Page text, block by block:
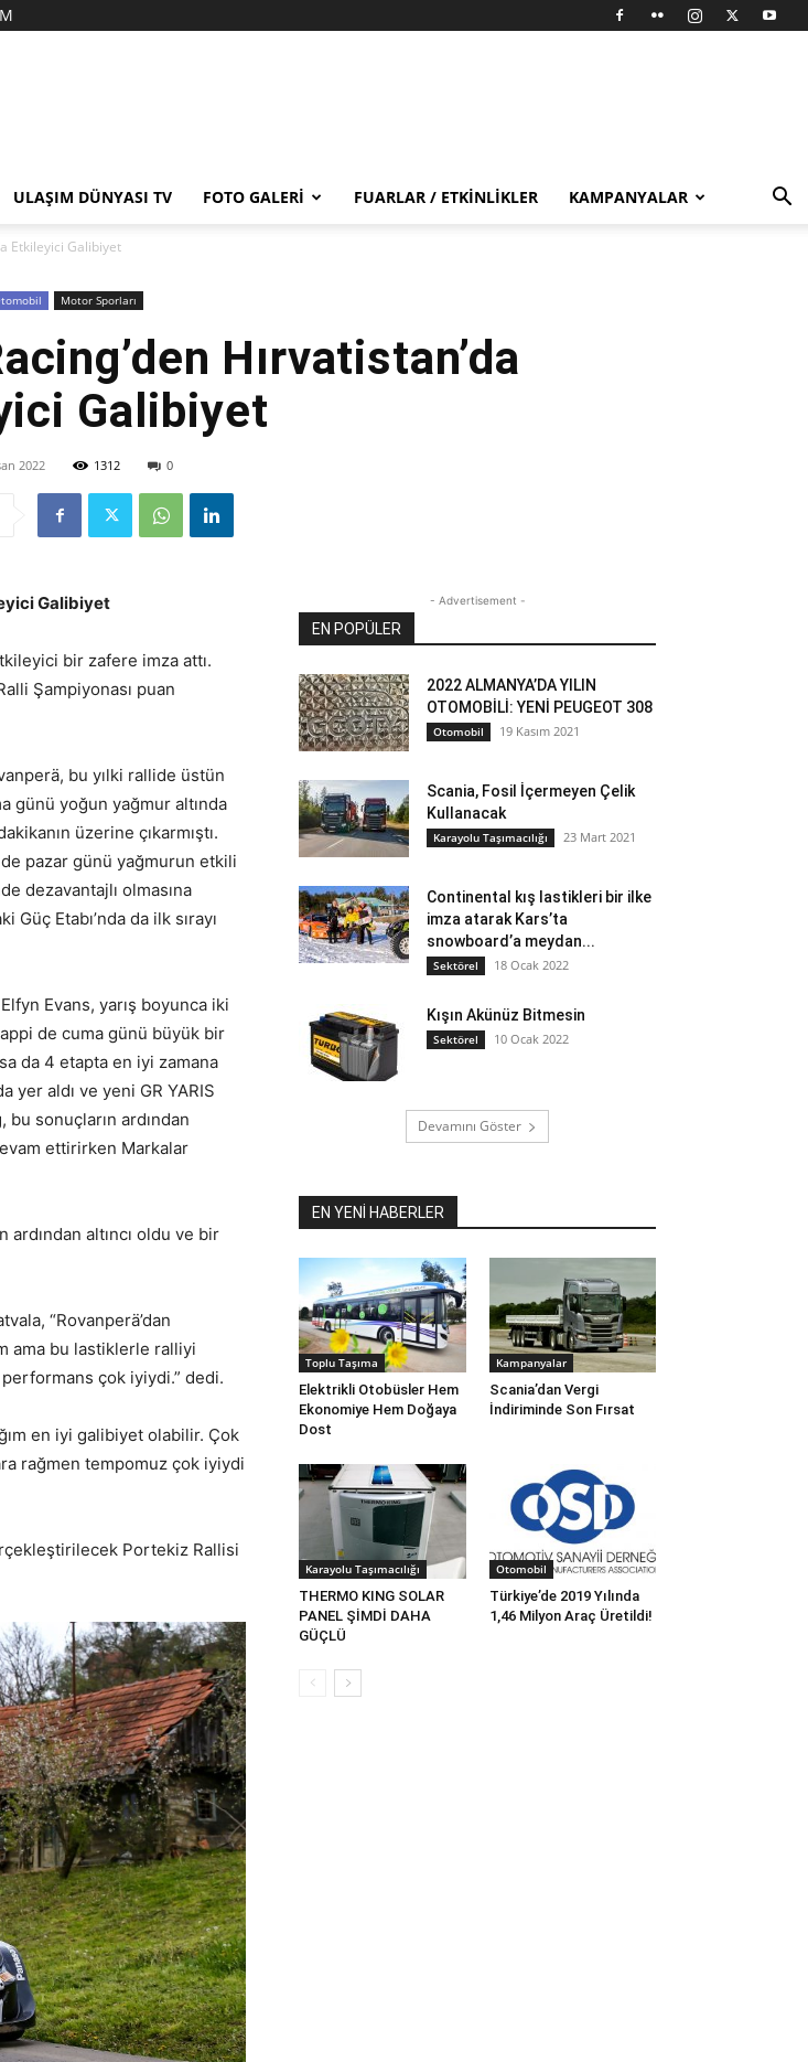
ULAŞIM DÜNYASI TV FOTO GALERI FUARLAR / ETKINLIKLER KAMPANYALAR
Etkileyici Galibiyet
Motor Sporları
Hırvatistan’da
Galibiyet
2022 1312 0
Galibiyet
bir zafere imza attı.
Şampiyonası puan
bu yılki rallide üstün
günü yoğun yağmur altında
üzerine çıkarmıştı.
pazar günü yağmurun etkili
dezavantajlı olmasına
Etabı’nda da ilk sırayı
Evans, yarış boyunca iki
de cuma günü büyük bir
da 4 etapta en iyi zamana
yer aldı ve yeni GR YARIS
bu sonuçların ardından
ettirirken Markalar
ardından altıncı oldu ve bir
“Rovanperä’dan
ama bu lastiklerle ralliyi
performans çok iyiydi.” dedi.
en iyi galibiyet olabilir. Çok
rağmen tempomuz çok iyiydi
Portekiz Rallisi
- Advertisement -
EN POPÜLER
2022 ALMANYA’DA YILIN
OTOMOBİLİ: YENİ PEUGEOT 308
Otomobil 19 Kasım 2021
Scania, Fosil İçermeyen Çelik
Kullanacak
Karayolu Taşımacılığı 23 Mart 2021
Continental kış lastikleri bir ilke
imza atarak Kars’ta
snowboard’a meydan...
Sektörel 18 Ocak 2022
Kışın Akünüz Bitmesin
Sektörel 10 Ocak 2022
Devamını Göster
EN YENİ HABERLER
Toplu Taşıma
Elektrikli Otobüsler Hem
Ekonomiye Hem Doğaya
Dost
Kampanyalar
Scania’dan Vergi
İndiriminde Son Fırsat
Karayolu Taşımacılığı
THERMO KING SOLAR
PANEL ŞİMDİ DAHA
GÜÇLÜ
Otomobil
Türkiye’de 2019 Yılında
1,46 Milyon Araç Üretildi!